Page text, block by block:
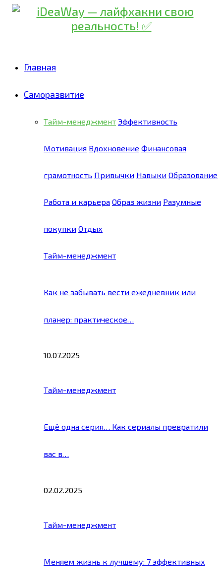
Главная
Саморазвитие
Тайм-менеджмент Эффективность
Мотивация Вдохновение Финансовая
грамотность Привычки Навыки Образование
Работа и карьера Образ жизни Разумные
покупки Отдых
Тайм-менеджмент
Как не забывать вести ежедневник или
планер: практическое…
10.07.2025
Тайм-менеджмент
Ещё одна серия… Как сериалы превратили
вас в…
02.02.2025
Тайм-менеджмент
Меняем жизнь к лучшему: 7 эффективных